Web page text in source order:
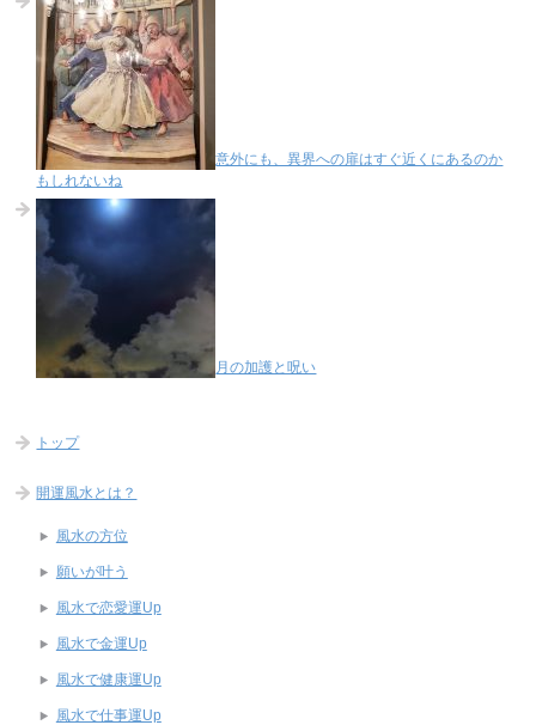
意外にも、異界への扉はすぐ近くにあるのか
もしれないね
月の加護と呪い
トップ
開運風水とは？
風水の方位
願いが叶う
風水で恋愛運Up
風水で金運Up
風水で健康運Up
風水で仕事運Up